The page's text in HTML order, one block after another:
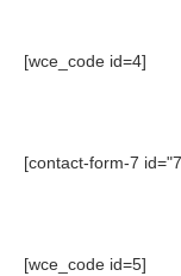
[wce_code id=4]
[contact-form-7
[wce_code id=5]